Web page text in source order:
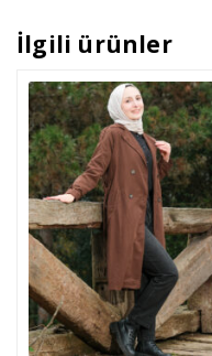
İlgili ürünler